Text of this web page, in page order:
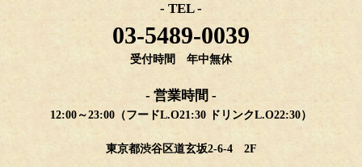
- TEL -
03-5489-0039
受付時間 年中無休
- 営業時間 -
12:00～23:00（フードL.O21:30 ドリンクL.O22:30）
東京都渋谷区道玄坂2-6-4 2F